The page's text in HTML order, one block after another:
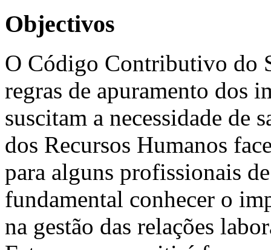
Objectivos
O Código Contributivo do
regras de apuramento dos
suscitam a necessidade de
dos Recursos Humanos
para alguns profissionais
fundamental conhecer o
na gestão das relações